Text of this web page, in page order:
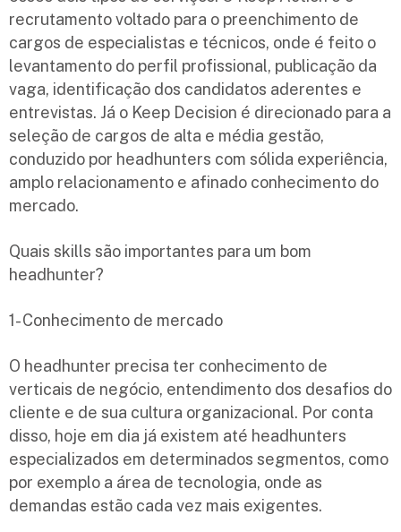
recrutamento voltado para o preenchimento de
cargos de especialistas e técnicos, onde é feito o
levantamento do perfil profissional, publicação da
vaga, identificação dos candidatos aderentes e
entrevistas. Já o Keep Decision é direcionado para a
seleção de cargos de alta e média gestão,
conduzido por headhunters com sólida experiência,
amplo relacionamento e afinado conhecimento do
mercado.
Quais skills são importantes para um bom
headhunter?
1- Conhecimento de mercado
O headhunter precisa ter conhecimento de
verticais de negócio, entendimento dos desafios do
cliente e de sua cultura organizacional. Por conta
disso, hoje em dia já existem até headhunters
especializados em determinados segmentos, como
por exemplo a área de tecnologia, onde as
demandas estão cada vez mais exigentes.